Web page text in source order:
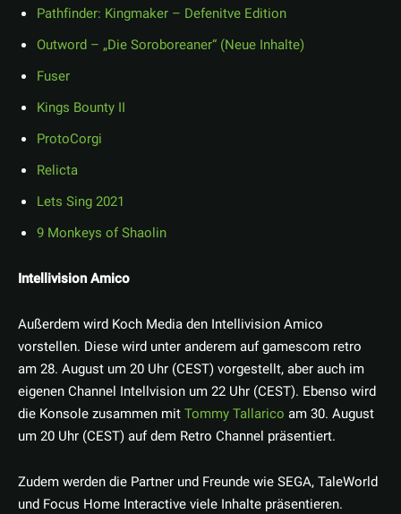
Pathfinder: Kingmaker – Defenitve Edition
Outword – „Die Soroboreaner“ (Neue Inhalte)
Fuser
Kings Bounty II
ProtoCorgi
Relicta
Lets Sing 2021
9 Monkeys of Shaolin
Intellivision Amico
Außerdem wird Koch Media den Intellivision Amico
vorstellen. Diese wird unter anderem auf gamescom retro
am 28. August um 20 Uhr (CEST) vorgestellt, aber auch im
eigenen Channel Intellvision um 22 Uhr (CEST). Ebenso wird
die Konsole zusammen mitTommy Tallarico am 30. August
um 20 Uhr (CEST) auf dem Retro Channel präsentiert.
Zudem werden die Partner und Freunde wie SEGA, TaleWorld
und Focus Home Interactive viele Inhalte präsentieren.